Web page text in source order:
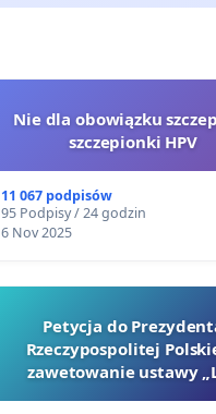
Nie dla obowiązku
szczepionki HPV
11 067 podpisów
95 Podpisy / 24 godzin
6 Nov 2025
Petycja do
Rzeczypospolitej
zawetowanie ustawy